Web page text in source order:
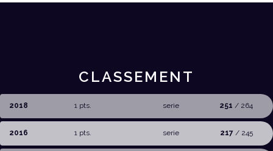
CLASSEMENT
2018 1 pts. serie 251 / 264
2016 1 pts. serie 217/ 245